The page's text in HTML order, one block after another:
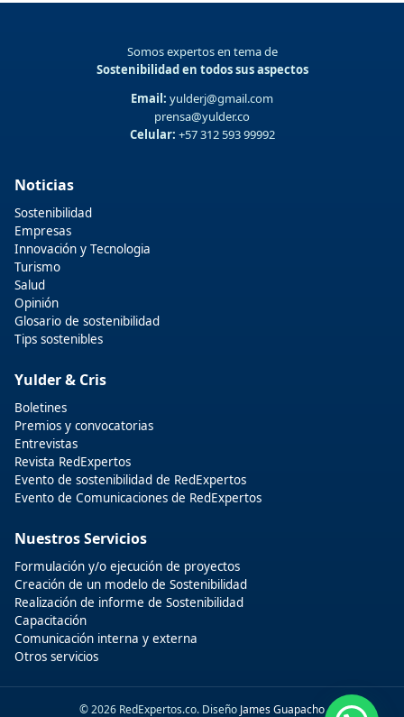
Somos expertos en tema de
Sostenibilidad en todos sus aspectos
Email: yulderj@gmail.com
prensa@yulder.co
Celular: +57 312 593 99992
Noticias
Sostenibilidad
Empresas
Innovación y Tecnologia
Turismo
Salud
Opinión
Glosario de sostenibilidad
Tips sostenibles
Yulder & Cris
Boletines
Premios y convocatorias
Entrevistas
Revista RedExpertos
Evento de sostenibilidad de RedExpertos
Evento de Comunicaciones de RedExpertos
Nuestros Servicios
Formulación y/o ejecución de proyectos
Creación de un modelo de Sostenibilidad
Realización de informe de Sostenibilidad
Capacitación
Comunicación interna y externa
Otros servicios
© 2026 RedExpertos.co. Diseño James Guapacho